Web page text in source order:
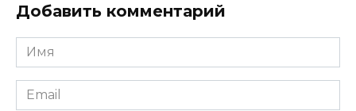
Добавить комментарий
Имя
*
Email
*